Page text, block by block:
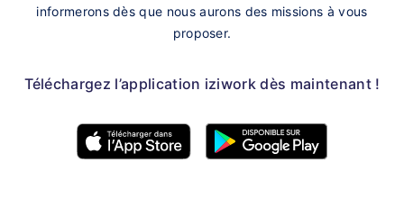
informerons dès que nous aurons des missions à vous
proposer.
Téléchargez l’application iziwork dès maintenant !